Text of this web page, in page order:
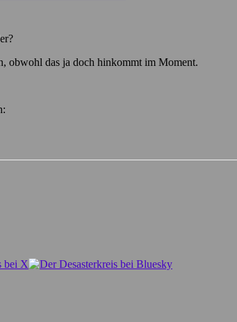
obwohl das ja doch hinkommt im Moment.